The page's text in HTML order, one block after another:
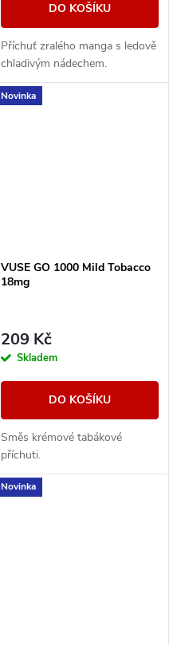
DO KOŠÍKU
Příchuť zralého manga s ledově
chladivým nádechem.
Novinka
VUSE GO 1000 Mild Tobacco
18mg
209 Kč
Skladem
DO KOŠÍKU
Směs krémové tabákové
příchuti.
Novinka